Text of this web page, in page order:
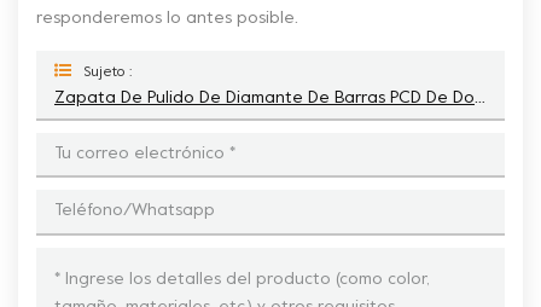
responderemos lo antes posible.
Sujeto :
Zapata De Pulido De Diamante De Barras PCD De Doble División Trapezoidal Diamática